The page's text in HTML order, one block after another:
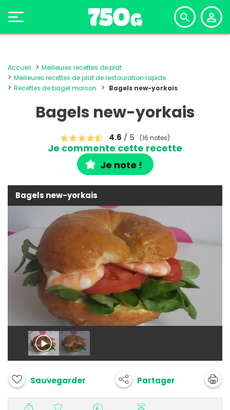
Accueil
Meilleures recettes de plat
Meilleures recettes de plat de restauration rapide
Recettes de bagel maison
Bagels new-yorkais
Bagels new-yorkais
4.6 / 5 (16 notes)
Je commente cette recette
Je note !
Bagels new-yorkais
Sauvegarder Partager